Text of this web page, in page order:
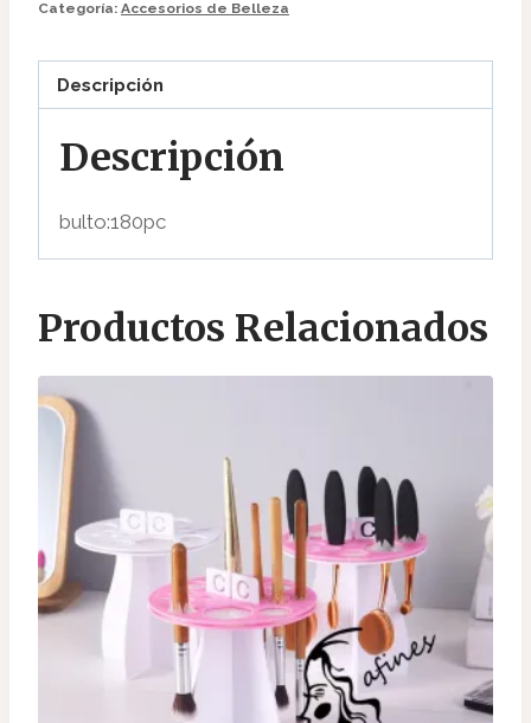
Categoría: Accesorios de Belleza
Descripción
Descripción
bulto:180pc
Productos Relacionados